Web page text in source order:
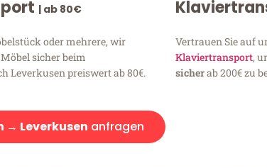
| ab 80€
oder mehrere, wir
sicher beim
Leverkusen preiswert ab 80€.
Vertrauen Sie auf
Klaviertransport,
sicherab 200€ zu
→ Leverkusen anfragen